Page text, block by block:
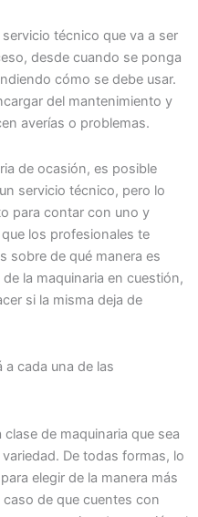
técnico que va a ser
desde cuando se ponga
cómo se debe usar.
del mantenimiento y
averías o problemas.
de ocasión, es posible
servicio técnico, pero lo
para contar con uno y
los profesionales te
sobre de qué manera es
la maquinaria en cuestión,
si la misma deja de
cada una de las
de maquinaria que sea
De todas formas, lo
elegir de la manera más
de que cuentes con